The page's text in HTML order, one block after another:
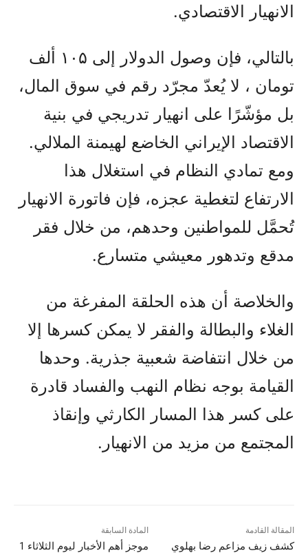
الانهيار الاقتصادي.
بالتالي، فإن وصول الدولار إلى ۱۰۵ ألف
تومان ، لا يُعدّ مجرّد رقم في سوق المال،
بل مؤشّرًا على انهيار تدريجي في بنية
الاقتصاد الإيراني الخاضع لهيمنة الملالي.
ومع تمادي النظام في استغلال هذا
الارتفاع لتغطية عجزه، فإن فاتورة الانهيار
تُحمَّل للمواطنين وحدهم، من خلال فقر
مدقع وتدهور معيشي متسارع.
والخلاصة أن هذه الحلقة المفرغة من
الغلاء والبطالة والفقر لا يمكن كسرها إلا
من خلال انتفاضة شعبية جذرية. وحدها
القيامة بوجه نظام النهب والفساد قادرة
على كسر هذا المسار الكارثي وإنقاذ
المجتمع من مزيد من الانهيار.
المادة السابقة
موجز أهم الأخبار لیوم الثلاثاء 1
المقالة القادمة
كشف زيف مزاعم رضا بهلوي